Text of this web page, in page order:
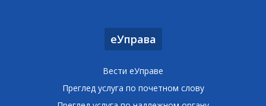
еУправа
Вести еУправе
Преглед услуга по почетном слову